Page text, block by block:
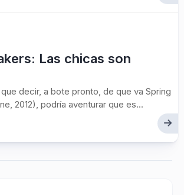
Las chicas son
decir, a bote pronto, de que va Spring
2012), podría aventurar que es...